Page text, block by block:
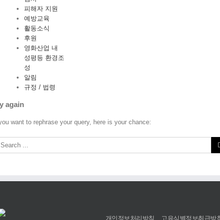
피해자 지원
예방교육
활동소식
후원
영화산업 내
성평등 환경조
성
알림
규정 / 법령
again
want to rephrase your query, here is your chance:
개인정보처리방침 고유식별정보취급방